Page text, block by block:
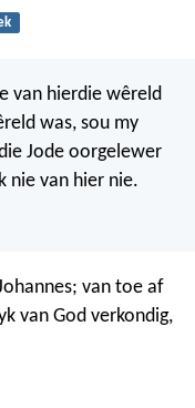
van hierdie wêreld
was, sou my
Jode oorgelewer
nie van hier nie.
van toe af
van God verkondig,